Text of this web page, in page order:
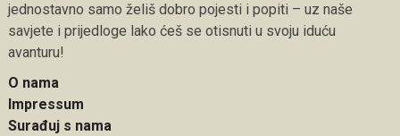
jednostavno samo želiš dobro pojesti i popiti – uz naše
savjete i prijedloge lako ćeš se otisnuti u svoju iduću
avanturu!
O nama
Impressum
Surađuj s nama